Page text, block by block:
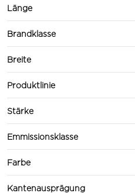
Länge
Brandklasse
Breite
Produktlinie
Stärke
Emmissionsklasse
Farbe
Kantenausprägung